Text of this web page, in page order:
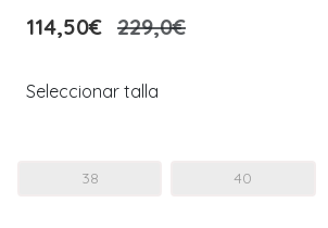
114,50€ 229,0€
Seleccionar talla
38 40